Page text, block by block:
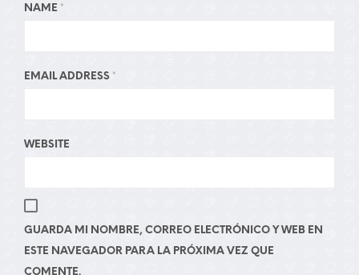
NAME *
EMAIL ADDRESS *
WEBSITE
GUARDA MI NOMBRE, CORREO ELECTRÓNICO Y WEB EN
ESTE NAVEGADOR PARA LA PRÓXIMA VEZ QUE
COMENTE.